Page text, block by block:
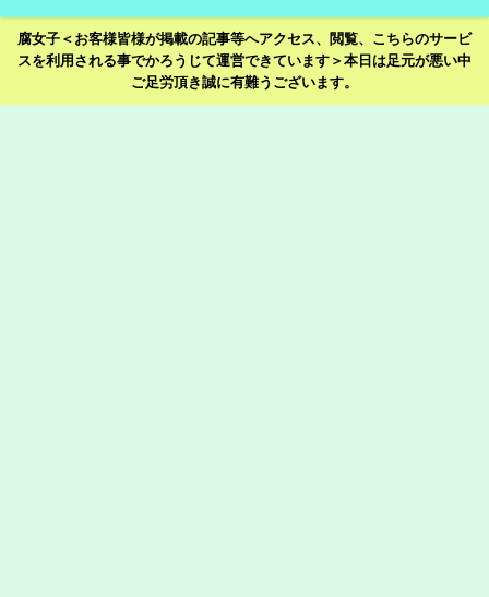
腐女子＜お客様皆様が掲載の記事等へアクセス、閲覧、こちらのサービ
スを利用される事でかろうじて運営できています＞本日は足元が悪い中
ご足労頂き誠に有難うございます。